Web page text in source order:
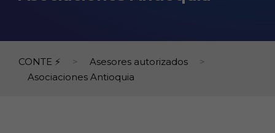
CONTE ⚡ > Asesores autorizados
>
Asociaciones Antioquia